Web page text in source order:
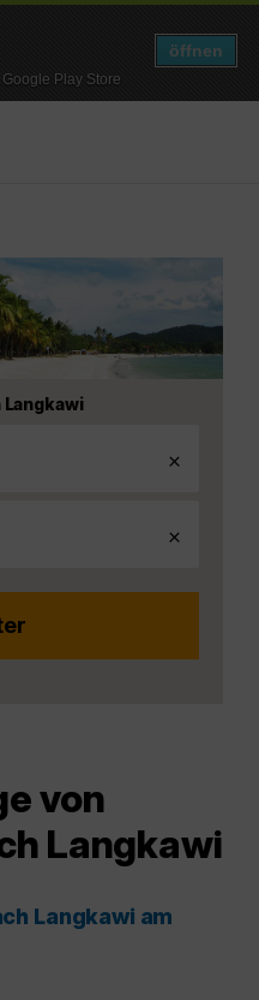
Play Store
öffnen
Langkawi
von
Langkawi
Langkawi am